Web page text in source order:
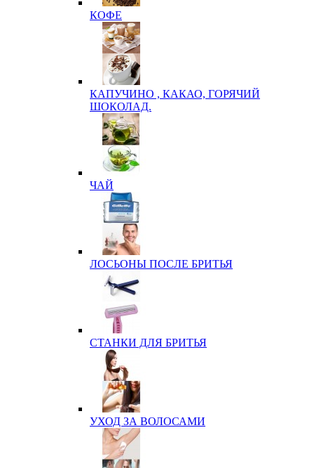
КОФЕ
КАПУЧИНО , КАКАО, ГОРЯЧИЙ
ШОКОЛАД.
ЧАЙ
ЛОСЬОНЫ ПОСЛЕ БРИТЬЯ
СТАНКИ ДЛЯ БРИТЬЯ
УХОД ЗА ВОЛОСАМИ